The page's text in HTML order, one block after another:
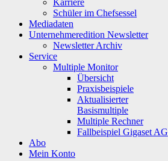
Karriere
Schüler im Chefsessel
Mediadaten
Unternehmeredition Newsletter
Newsletter Archiv
Service
Multiple Monitor
Übersicht
Praxisbeispiele
Aktualisierter
Basismultiple
Multiple Rechner
Fallbeispiel Gigaset AG
Abo
Mein Konto